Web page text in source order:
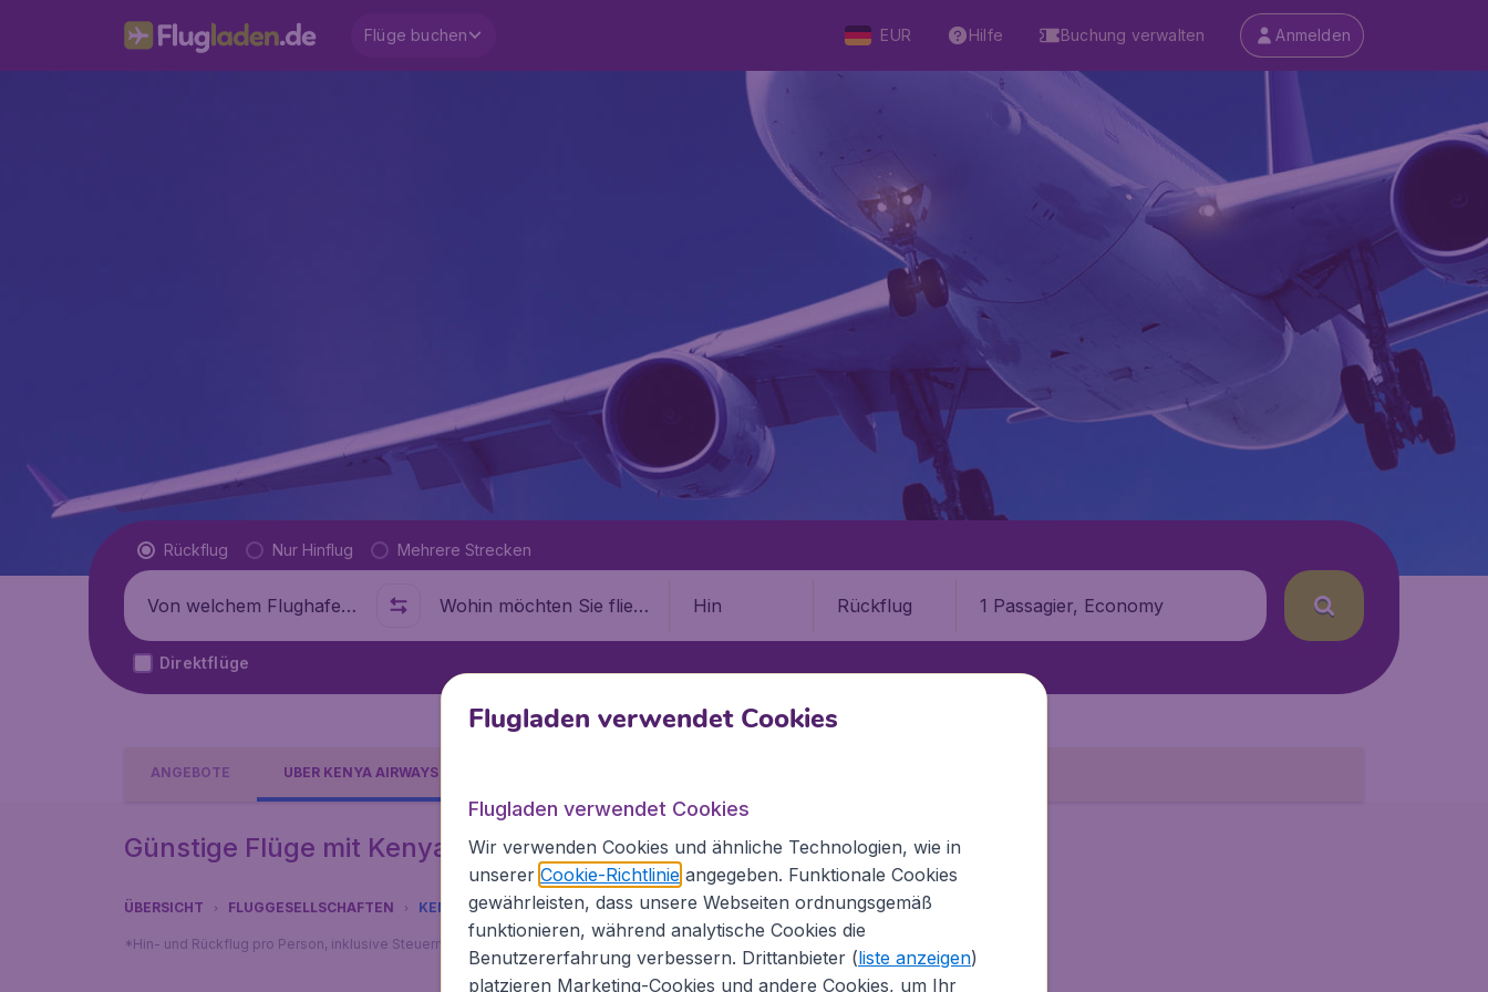
Flüge buchen EUR Hilfe Buchung verwalten Anmelden
Flugtyp
Rückflug Nur Hinflug Mehrere Strecken
Abflug von Wohin Hin Rückflug 1 Passagier, Economy
Direktflüge
ANGEBOTE ÜBER KENYA AIRWAYS
Günstige Flüge mit Kenya Airways zu vielen Zielen
ÜBERSICHT FLUGGESELLSCHAFTEN KENYA AIRWAYS
*Hin- und Rückflug pro Person, inklusive Steuern, exklusive € 19,99 Buchungsgebühr.
Flugladen verwendet Cookies
Flugladen verwendet Cookies
Wir verwenden Cookies und ähnliche Technologien, wie in
unserer Cookie-Richtlinieangegeben. Funktionale Cookies
gewährleisten, dass unsere Webseiten ordnungsgemäß
funktionieren, während analytische Cookies die
Benutzererfahrung verbessern. Drittanbieter (liste anzeigen)
platzieren Marketing-Cookies und andere Cookies, um Ihr